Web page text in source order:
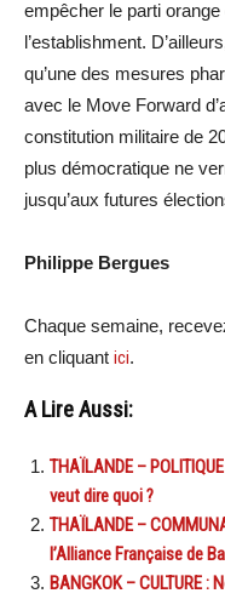
empêcher le parti
l’establishment.
qu’une des mesures
avec le Move Forward
constitution militaire de
plus démocratique ne
jusqu’aux futures
Philippe Bergues
Chaque semaine,
en cliquant ici.
A Lire Aussi:
THAÏLANDE –
veut dire quoi ?
THAÏLANDE –
l’Alliance Française de
BANGKOK – CULTURE